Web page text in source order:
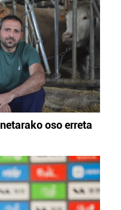
oso erreta